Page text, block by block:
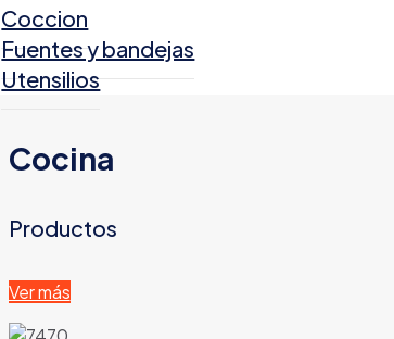
Coccion
Fuentes y bandejas
Utensilios
Cocina
Productos
Ver más